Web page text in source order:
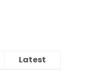
Latest